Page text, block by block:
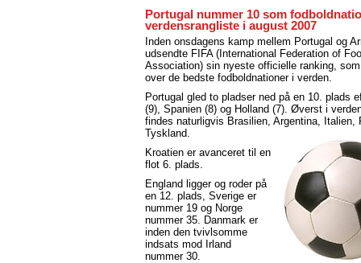
Portugal nummer 10 som
verdensrangliste i august 2007
Inden onsdagens kamp mellem Portugal og
udsendte FIFA (International Federation of
Association) sin nyeste officielle ranking,
over de bedste fodboldnationer i verden.
Portugal gled to pladser ned på en 10. plads
(9), Spanien (8) og Holland (7). Øverst i
findes naturligvis Brasilien, Argentina, Italien,
Tyskland.
Kroatien er avanceret til en
flot 6. plads.
England ligger og roder på
en 12. plads, Sverige er
nummer 19 og Norge
nummer 35. Danmark er
inden den tvivlsomme
indsats mod Irland
nummer 30.